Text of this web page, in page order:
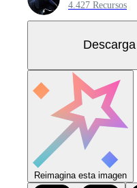
4.427 Recursos
Reimagina esta imagen